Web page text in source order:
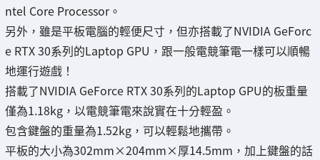
ntel Core Processor。
另外，雖是平板電腦的輕便尺寸，但亦搭載了NVIDIA GeForc
e RTX 30系列的Laptop GPU，跟一般電競筆電一樣可以順暢
地運行遊戲！
搭載了NVIDIA GeForce RTX 30系列的Laptop GPU的板重量
僅為1.18kg，以電競筆電來說實在十分輕盈。
包含鍵盤的重量為1.52kg，可以輕鬆地攜帶。
平板的大小為302mm×204mm×厚14.5mm，加上鍵盤的話